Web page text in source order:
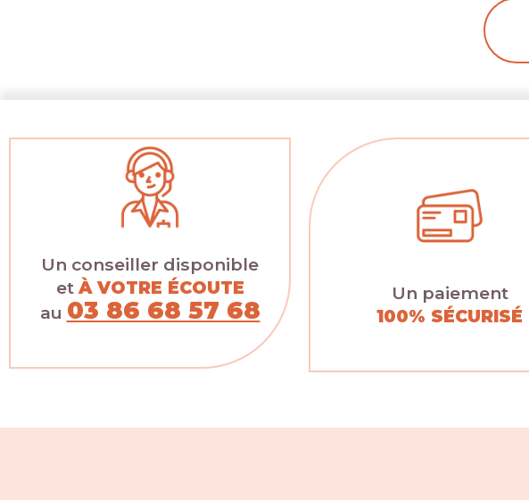
Un conseiller disponible
etÀ VOTRE ÉCOUTE
au 03 86 68 57 68
Un paiement
100% SÉCURISÉ